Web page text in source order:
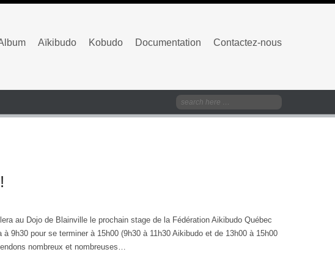
Aïkibudo Kobudo Documentation Contactez-nous
au Dojo de Blainville le prochain stage de la Fédération Aikibudo Québec
9h30 pour se terminer à 15h00 (9h30 à 11h30 Aikibudo et de 13h00 à 15h00
nombreux et nombreuses…